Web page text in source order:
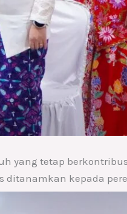
yang tetap
kepada